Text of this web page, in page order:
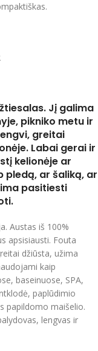
Jį galima
pikniko metu ir
greitai
Labai gerai ir
kelionėje ar
pledą, ar šaliką, ar
pasitiesti
Austas iš 100%
apsisiausti. Fouta
džiūsta, užima
kaip
baseinuose, SPA,
paplūdimio
papildomo maišelio.
lengvas ir